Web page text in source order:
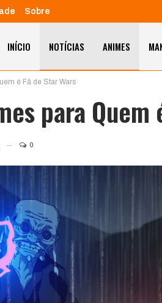
Sobre
INÍCIO NOTÍCIAS ANIMES
é Fã de Star Wars
para Quem
0